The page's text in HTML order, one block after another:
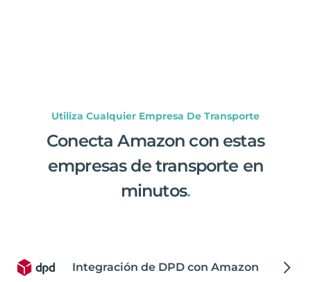
Utiliza Cualquier Empresa De Transporte
Conecta Amazon con estas
empresas de transporte en
minutos.
Integración de DPD con Amazon